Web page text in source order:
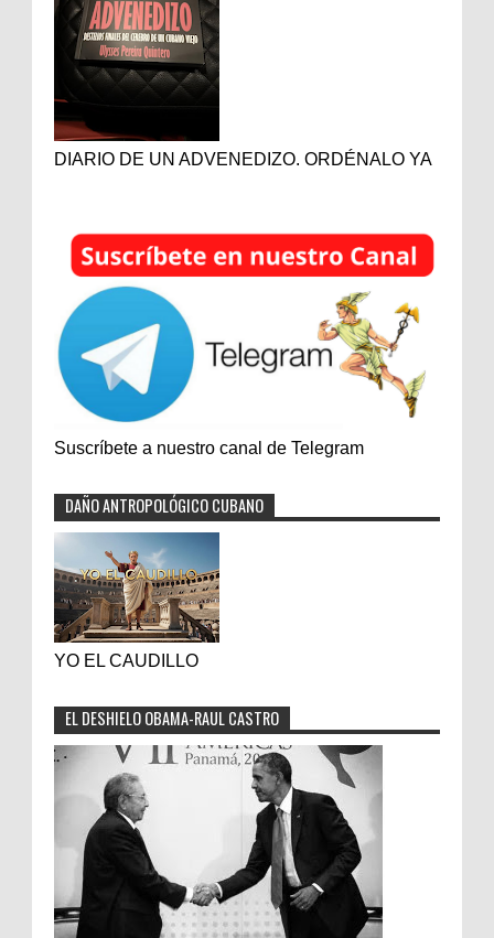
DIARIO DE UN ADVENEDIZO. ORDÉNALO YA
Suscríbete a nuestro canal de Telegram
DAÑO ANTROPOLÓGICO CUBANO
YO EL CAUDILLO
EL DESHIELO OBAMA-RAUL CASTRO